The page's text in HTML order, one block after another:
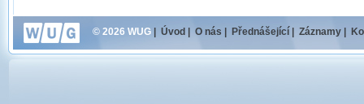
© 2026 WUG Úvod O nás Přednášející Záznamy